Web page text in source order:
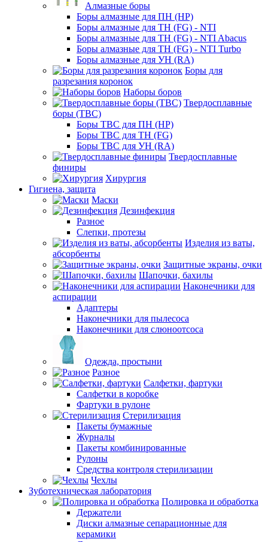
Алмазные боры
Боры алмазные для ПН (HP)
Боры алмазные для ТН (FG) - NTI
Боры алмазные для ТН (FG) - NTI Abacus
Боры алмазные для ТН (FG) - NTI Turbo
Боры алмазные для УН (RA)
Боры для
разрезания коронок
Наборы боров
Твердосплавные
боры (ТВС)
Боры ТВС для ПН (HP)
Боры ТВС для ТН (FG)
Боры ТВС для УН (RA)
Твердосплавные
финиры
Хирургия
Гигиена, защита
Маски
Дезинфекция
Разное
Слепки, протезы
Изделия из ваты,
абсорбенты
Защитные экраны, очки
Шапочки, бахилы
Наконечники для
аспирации
Адаптеры
Наконечники для пылесоса
Наконечники для слюноотсоса
Одежда, простыни
Разное
Салфетки, фартуки
Салфетки в коробке
Фартуки в рулоне
Стерилизация
Пакеты бумажные
Журналы
Пакеты комбинированные
Рулоны
Средства контроля стерилизации
Чехлы
Зуботехническая лаборатория
Полировка и обработка
Держатели
Диски алмазные сепарационные для
керамики